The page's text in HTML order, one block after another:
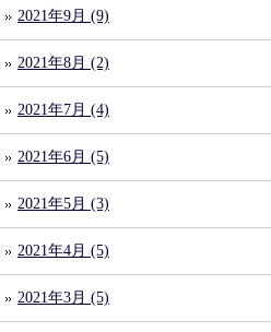
2021年9月 (9)
2021年8月 (2)
2021年7月 (4)
2021年6月 (5)
2021年5月 (3)
2021年4月 (5)
2021年3月 (5)